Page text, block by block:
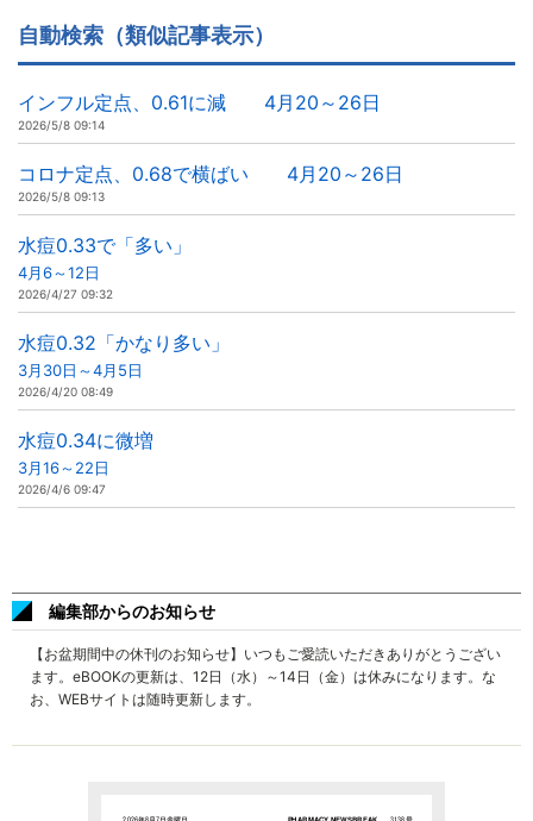
自動検索（類似記事表示）
インフル定点、0.61に減 4月20～26日
2026/5/8 09:14
コロナ定点、0.68で横ばい 4月20～26日
2026/5/8 09:13
水痘0.33で「多い」
4月6～12日
2026/4/27 09:32
水痘0.32「かなり多い」
3月30日～4月5日
2026/4/20 08:49
水痘0.34に微増
3月16～22日
2026/4/6 09:47
編集部からのお知らせ
【お盆期間中の休刊のお知らせ】いつもご愛読いただきありがとうござい
ます。eBOOKの更新は、12日（水）～14日（金）は休みになります。な
お、WEBサイトは随時更新します。